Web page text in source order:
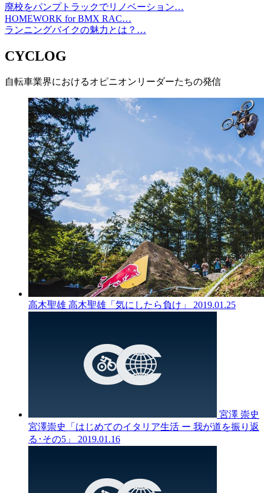
廃校をパンプトラックでリノベーション…
HOMEWORK for BMX RAC…
ランニングバイクの魅力とは？…
CYCLOG
自転車業界におけるオピニオンリーダーたちの発信
高木聖雄 高木聖雄「気にしたら負け」 2019.01.25
宮澤 崇史
宮澤崇史「はじめてのイタリア生活 ー 我が道を振り返
る･その5」
2019.01.16